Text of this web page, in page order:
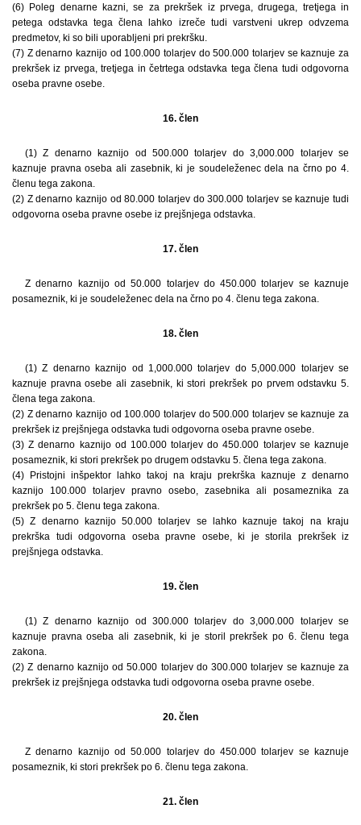
(6) Poleg denarne kazni, se za prekršek iz prvega, drugega, tretjega in
petega odstavka tega člena lahko izreče tudi varstveni ukrep odvzema
predmetov, ki so bili uporabljeni pri prekršku.
(7) Z denarno kaznijo od 100.000 tolarjev do 500.000 tolarjev se kaznuje za
prekršek iz prvega, tretjega in četrtega odstavka tega člena tudi odgovorna
oseba pravne osebe.
16. člen
(1) Z denarno kaznijo od 500.000 tolarjev do 3,000.000 tolarjev se
kaznuje pravna oseba ali zasebnik, ki je soudeleženec dela na črno po 4.
členu tega zakona.
(2) Z denarno kaznijo od 80.000 tolarjev do 300.000 tolarjev se kaznuje tudi
odgovorna oseba pravne osebe iz prejšnjega odstavka.
17. člen
Z denarno kaznijo od 50.000 tolarjev do 450.000 tolarjev se kaznuje
posameznik, ki je soudeleženec dela na črno po 4. členu tega zakona.
18. člen
(1) Z denarno kaznijo od 1,000.000 tolarjev do 5,000.000 tolarjev se
kaznuje pravna osebe ali zasebnik, ki stori prekršek po prvem odstavku 5.
člena tega zakona.
(2) Z denarno kaznijo od 100.000 tolarjev do 500.000 tolarjev se kaznuje za
prekršek iz prejšnjega odstavka tudi odgovorna oseba pravne osebe.
(3) Z denarno kaznijo od 100.000 tolarjev do 450.000 tolarjev se kaznuje
posameznik, ki stori prekršek po drugem odstavku 5. člena tega zakona.
(4) Pristojni inšpektor lahko takoj na kraju prekrška kaznuje z denarno
kaznijo 100.000 tolarjev pravno osebo, zasebnika ali posameznika za
prekršek po 5. členu tega zakona.
(5) Z denarno kaznijo 50.000 tolarjev se lahko kaznuje takoj na kraju
prekrška tudi odgovorna oseba pravne osebe, ki je storila prekršek iz
prejšnjega odstavka.
19. člen
(1) Z denarno kaznijo od 300.000 tolarjev do 3,000.000 tolarjev se
kaznuje pravna oseba ali zasebnik, ki je storil prekršek po 6. členu tega
zakona.
(2) Z denarno kaznijo od 50.000 tolarjev do 300.000 tolarjev se kaznuje za
prekršek iz prejšnjega odstavka tudi odgovorna oseba pravne osebe.
20. člen
Z denarno kaznijo od 50.000 tolarjev do 450.000 tolarjev se kaznuje
posameznik, ki stori prekršek po 6. členu tega zakona.
21. člen